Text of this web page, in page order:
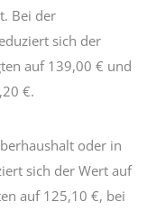
Bei der
sich der
auf 139,00 € und
€.
oder in
sich der Wert auf
auf 125,10 €, bei